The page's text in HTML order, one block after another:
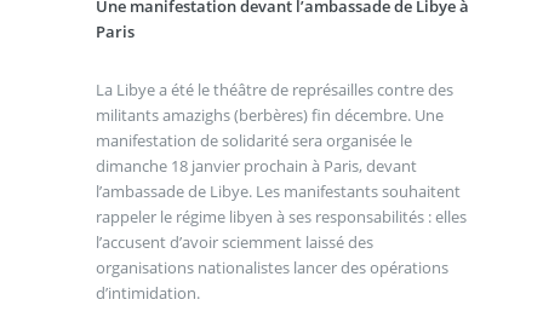
Une manifestation devant l’ambassade de Libye à
Paris
La Libye a été le théâtre de représailles contre des
militants amazighs (berbères) fin décembre. Une
manifestation de solidarité sera organisée le
dimanche 18 janvier prochain à Paris, devant
l’ambassade de Libye. Les manifestants souhaitent
rappeler le régime libyen à ses responsabilités : elles
l’accusent d’avoir sciemment laissé des
organisations nationalistes lancer des opérations
d’intimidation.